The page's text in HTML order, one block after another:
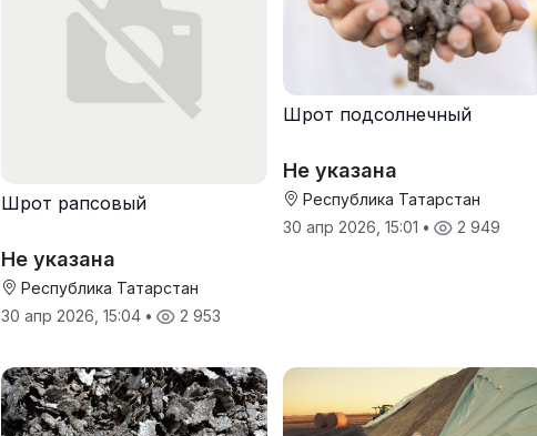
Шрот рапсовый
Не указана
Республика Татарстан
30 апр 2026, 15:04 • 2 953
Шрот подсолнечный
Не указана
Республика Татарстан
30 апр 2026, 15:01 • 2 949